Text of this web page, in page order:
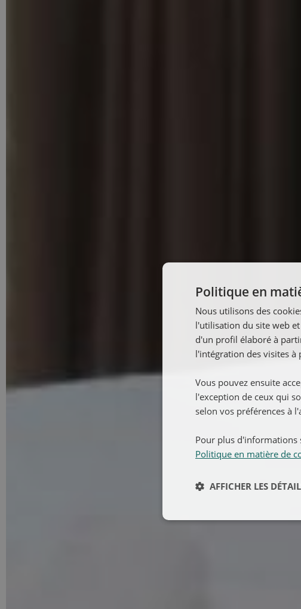
Politique en
Nous utilisons des
l'utilisation du site web
d'un profil élaboré à
l'intégration des visites à
Vous pouvez ensuite
l'exception de ceux qui
selon vos préférences à
Pour plus d'informations
Politique en matière de
AFFICHER LES